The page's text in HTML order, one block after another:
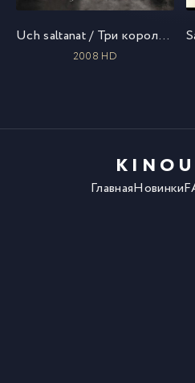
Uch saltanat / Три королевства: Возвращение дракона / Uzbek tilida / O'zbekcha tarjima
2008 HD
ГлавнаяНовинки